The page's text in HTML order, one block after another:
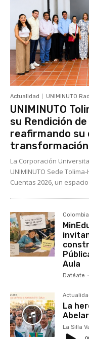
Actualidad UNIMINUTO
UNIMINUTO
su Rendición
reafirmando su
La Corporación
UNIMINUTO Sede
Cuentas 2026, un
Colombia
Aula
Datéate -
La
La Silla